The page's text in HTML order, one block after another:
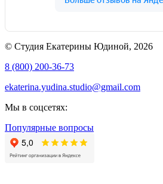
© Студия Екатерины Юдиной, 2026
8 (800) 200-36-73
ekaterina.yudina.studio@gmail.com
Мы в соцсетях:
Популярные вопросы